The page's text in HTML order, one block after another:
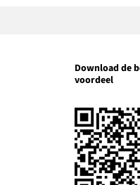
Download de
voordeel